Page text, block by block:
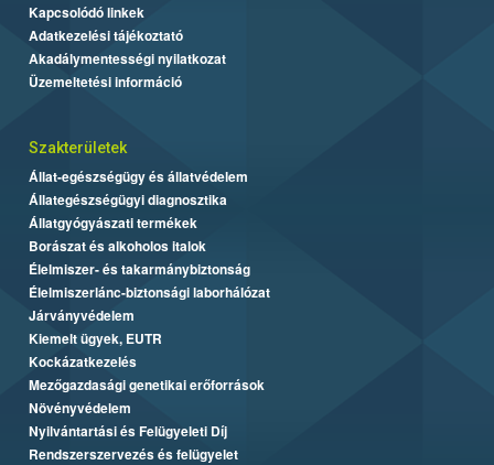
Kapcsolódó linkek
Adatkezelési tájékoztató
Akadálymentességi nyilatkozat
Üzemeltetési információ
Szakterületek
Állat-egészségügy és állatvédelem
Állategészségügyi diagnosztika
Állatgyógyászati termékek
Borászat és alkoholos italok
Élelmiszer- és takarmánybiztonság
Élelmiszerlánc-biztonsági laborhálózat
Járványvédelem
Kiemelt ügyek, EUTR
Kockázatkezelés
Mezőgazdasági genetikai erőforrások
Növényvédelem
Nyilvántartási és Felügyeleti Díj
Rendszerszervezés és felügyelet